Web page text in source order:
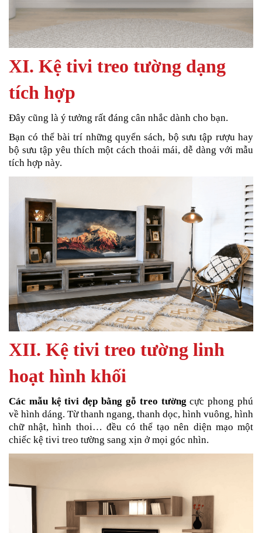
XI. Kệ tivi treo tường dạng
tích hợp
Đây cũng là ý tưởng rất đáng cân nhắc dành cho bạn.
Bạn có thể bài trí những quyển sách, bộ sưu tập rượu hay
bộ sưu tập yêu thích một cách thoải mái, dễ dàng với mẫu
tích hợp này.
XII. Kệ tivi treo tường linh
hoạt hình khối
Các mẫu kệ tivi đẹp bằng gỗ treo tườngcực phong phú
về hình dáng. Từ thanh ngang, thanh dọc, hình vuông, hình
chữ nhật, hình thoi… đều có thể tạo nên diện mạo một
chiếc kệ tivi treo tường sang xịn ở mọi góc nhìn.